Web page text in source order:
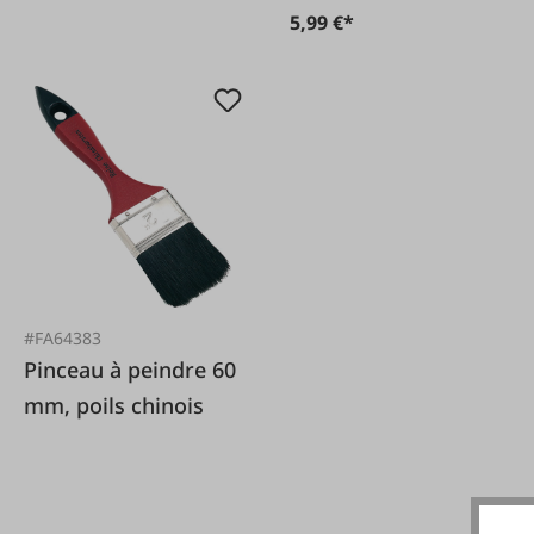
5,99 €*
#FA64383
Pinceau à peindre 60
mm, poils chinois